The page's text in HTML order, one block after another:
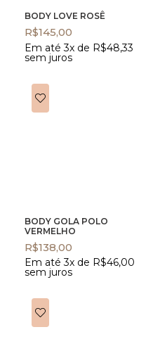
BODY LOVE ROSÊ
R$145,00
Em até 3x de R$48,33
sem juros
BODY GOLA POLO
VERMELHO
R$138,00
Em até 3x de R$46,00
sem juros